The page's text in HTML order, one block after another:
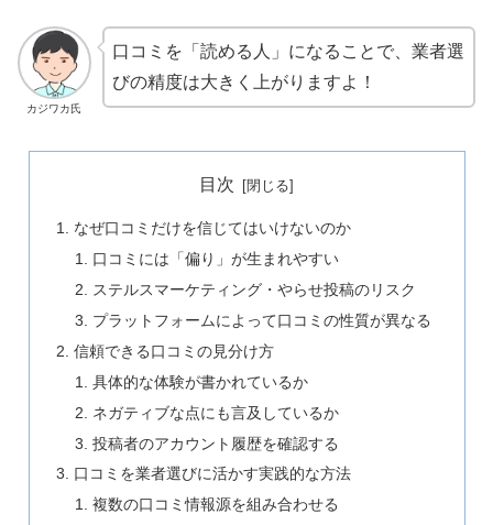
カジワカ氏
口コミを「読める人」になることで、業者選
びの精度は大きく上がりますよ！
目次
なぜ口コミだけを信じてはいけないのか
口コミには「偏り」が生まれやすい
ステルスマーケティング・やらせ投稿のリスク
プラットフォームによって口コミの性質が異なる
信頼できる口コミの見分け方
具体的な体験が書かれているか
ネガティブな点にも言及しているか
投稿者のアカウント履歴を確認する
口コミを業者選びに活かす実践的な方法
複数の口コミ情報源を組み合わせる